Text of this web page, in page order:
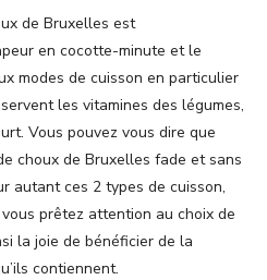
de Bruxelles est
en cocotte-minute et le
modes de cuisson en particulier
les vitamines des légumes,
Vous pouvez vous dire que
choux de Bruxelles fade et sans
autant ces 2 types de cuisson,
prêtez attention au choix de
la joie de bénéficier de la
contiennent.